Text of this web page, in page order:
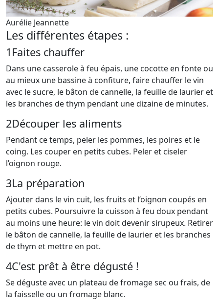
Aurélie Jeannette
Les différentes étapes :
1 Faites chauffer
Dans une casserole à feu épais, une cocotte en fonte ou
au mieux une bassine à confiture, faire chauffer le vin
avec le sucre, le bâton de cannelle, la feuille de laurier et
les branches de thym pendant une dizaine de minutes.
2Découper les aliments
Pendant ce temps, peler les pommes, les poires et le
coing. Les couper en petits cubes. Peler et ciseler
l’oignon rouge.
3La préparation
Ajouter dans le vin cuit, les fruits et l’oignon coupés en
petits cubes. Poursuivre la cuisson à feu doux pendant
au moins une heure: le vin doit devenir sirupeux. Retirer
le bâton de cannelle, la feuille de laurier et les branches
de thym et mettre en pot.
4C'est prêt à être dégusté !
Se déguste avec un plateau de fromage sec ou frais, de
la faisselle ou un fromage blanc.